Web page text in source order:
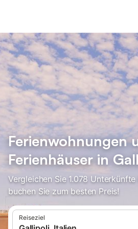
Ferienwohnungen
Ferienhäuser in
Vergleichen Sie 1.078
buchen Sie zum besten Preis!
Reiseziel